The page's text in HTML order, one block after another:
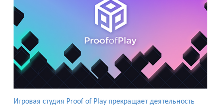
Игровая студия Proof of Play прекращает деятельность